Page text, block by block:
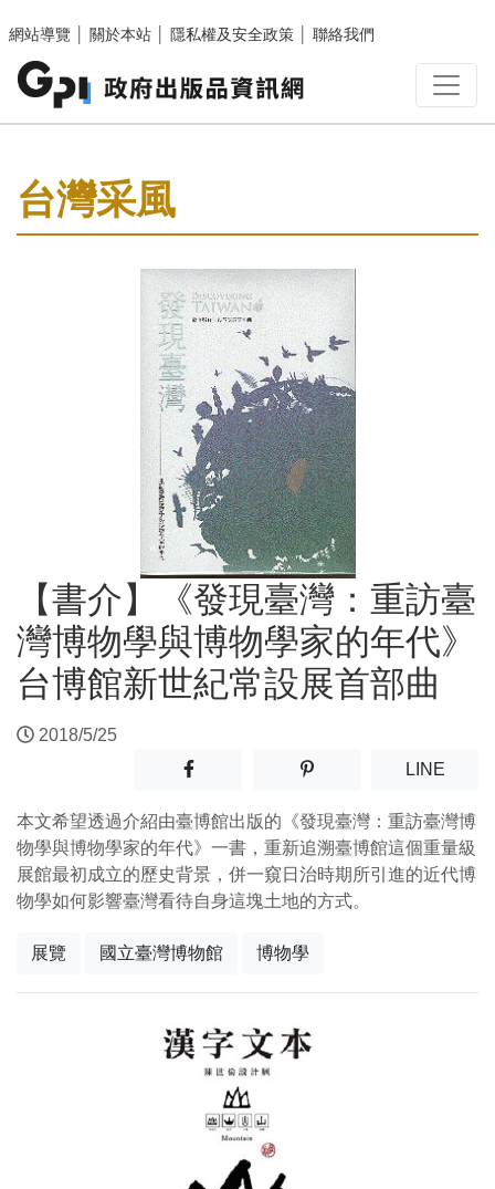
網站導覽
關於本站 隱私權及安全政策 聯絡我們
:::
台灣采風
【書介】《發現臺灣：重訪臺
灣博物學與博物學家的年代》
台博館新世紀常設展首部曲
2018/5/25
分享至facebook(另開新視窗)
分享至噗浪(另開新視窗)
LINE(另開
本文希望透過介紹由臺博館出版的《發現臺灣：重訪臺灣博
物學與博物學家的年代》一書，重新追溯臺博館這個重量級
展館最初成立的歷史背景，併一窺日治時期所引進的近代博
物學如何影響臺灣看待自身這塊土地的方式。
展覽 國立臺灣博物館 博物學